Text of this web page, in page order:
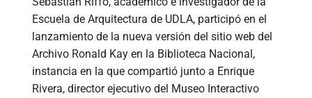
Escuela de Arquitectura de UDLA, participó en el
lanzamiento de la nueva versión del sitio web del
Archivo Ronald Kay en la Biblioteca Nacional,
instancia en la que compartió junto a Enrique
Rivera, director ejecutivo del Museo Interactivo